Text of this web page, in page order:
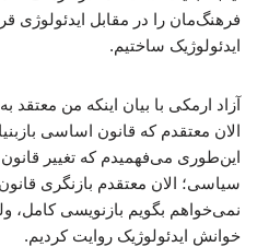
فرهنگ‌مان را در مقابل ایدئولوژی
ایدئولوژیک ساختیم.
آزاد ارمکی با بیان اینکه من معتقد
الان معتقدم که قانون اساسی
این‌طوری می‌فهمیدم که تغییر
سیاسی؛ الان معتقدم بازنگری
نمی‌خواهم بگویم بازنویسی کامل،
خوانش ایدئولوژیک روایت کردیم.